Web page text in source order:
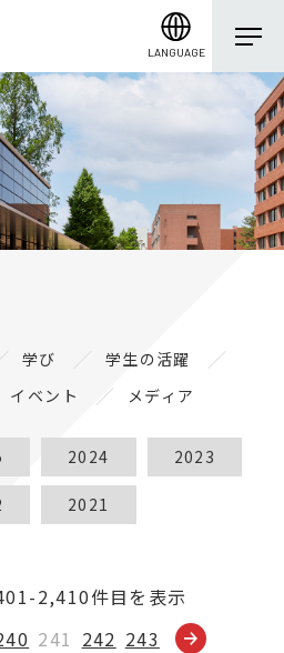
LANGUAGE
学び
学生の活躍
イベント メディア
2024 2023
2021
2,410件目を表示
241 242 243